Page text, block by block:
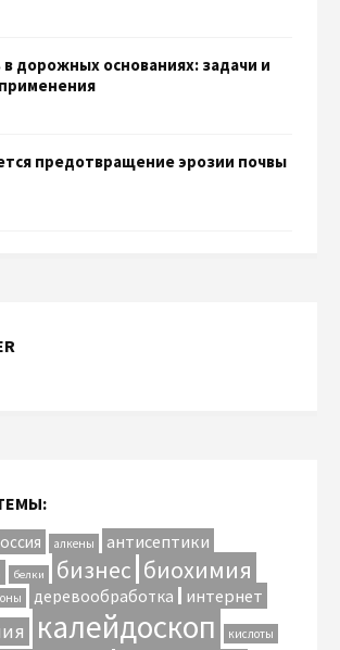
в дорожных основаниях: задачи и
предотвращение эрозии почвы
алкены антисептики
белки бизнес биохимия
деревообработка интернет
калейдоскоп кислоты